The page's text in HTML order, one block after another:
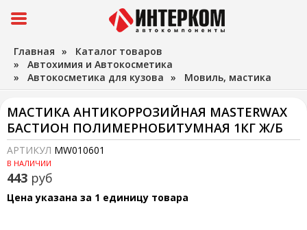
Главная » Каталог товаров
» Автохимия и Автокосметика
» Автокосметика для кузова » Мовиль, мастика
МАСТИКА АНТИКОРРОЗИЙНАЯ MASTERWAX
БАСТИОН ПОЛИМЕРНОБИТУМНАЯ 1КГ Ж/Б
АРТИКУЛ MW010601
В НАЛИЧИИ
443 руб
Цена указана за 1 единицу товара